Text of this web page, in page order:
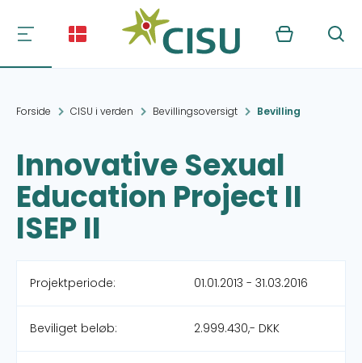
Kurv Søg
Forside CISU i verden Bevillingsoversigt Bevilling
Innovative Sexual
Education Project II
ISEP II
Projektperiode: 01.01.2013 - 31.03.2016
Beviliget beløb: 2.999.430,- DKK